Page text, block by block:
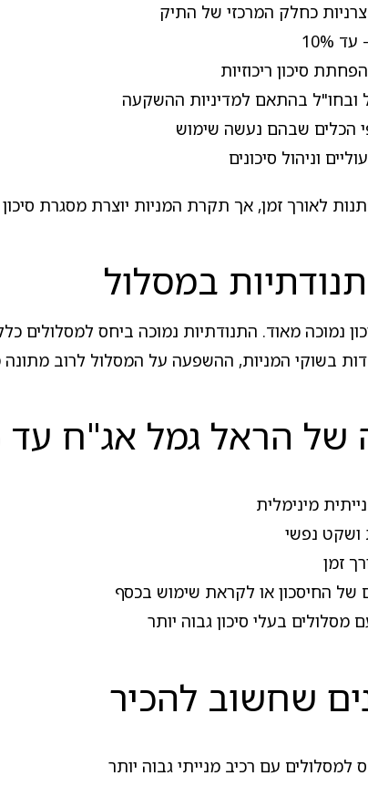
כחלק המרכזי של התיק
סיכון ריכוזיות
בהתאם למדיניות ההשקעה
הכלים שבהם נעשה שימוש
וניהול סיכונים
לאורך זמן, אך תקרת המניות יוצרת מסגרת
במסלול
נמוכה מאוד. התנודתיות נמוכה ביחס למסלולים
בשוקי המניות, ההשפעה על המסלול לרוב מתונה
גמל אג"ח עד 10% מניות
מינימלית
ושקט נפשי
זמן
החיסכון או לקראת שימוש בכסף
בעלי סיכון גבוה יותר
שחשוב להכיר
למסלולים עם רכיב מנייתי גבוה יותר